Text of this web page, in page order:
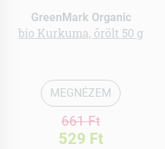
GreenMark Organic
bio Kurkuma, őrölt 50 g
MEGNÉZEM
661 Ft
529 Ft